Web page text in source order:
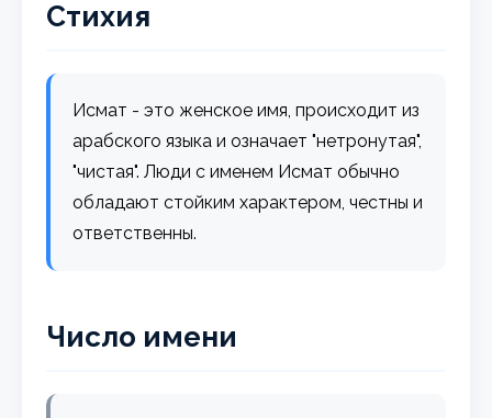
Стихия
Исмат - это женское имя, происходит из
арабского языка и означает "нетронутая",
"чистая". Люди с именем Исмат обычно
обладают стойким характером, честны и
ответственны.
Число имени